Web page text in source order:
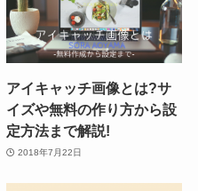
アイキャッチ画像とは?サ
イズや無料の作り方から設
定方法まで解説!
2018年7月22日